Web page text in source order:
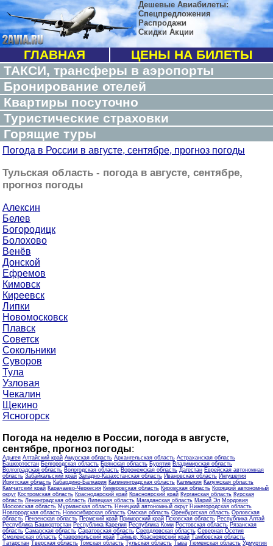
Дешевые Авиабилеты:
Спецпредложения
Распродажи
Скидки Акции
ГЛАВНАЯ
ЦЕНЫ НА БИЛЕТЫ
ТАКСИ, трансферы в аэропорты
Бронирование отелей
Квартиры посуточно
Туристические страховки
Горящие туры
Погода в России в августе, сентябре, прогноз погоды
Тульская область - погода в августе, сентябре,
прогноз погоды
Алексин
Белев
Богородицк
Болохово
Венёв
Донской
Ефремов
Кимовск
Киреевск
Липки
Новомосковск
Плавск
Советск
Сокольники
Суворов
Тула
Узловая
Чекалин
Щекино
Ясногорск
Погода на неделю в России, погода в августе,
сентябре, прогноз погоды:
Адыгея Алтайский край Амурская область Архангельская область Астраханская область
Башкортостан Белгородская область Брянская область Бурятия Владимирская область
Волгоградская область Вологодская область Воронежская область Дагестан Еврейская автономная
область Забайкальский край Западно-Казахстанская область Ивановская область Ингушетия
Иркутская область Кабардино-Балкария Калининградская область Калмыкия Калужская область
Камчатский край Карачаево-Черкесия Кемеровская область Кировская область Коряцкий автономный
округ Костромская область Краснодарский край Красноярский край Курганская область Курская
область Ленинградская область Липецкая область Магаданская область Марий Эл Мордовия
Московская область Мурманская область Ненецкий автономный округ Нижегородская область
Новгородская область Новосибирская область Омская область Оренбургская область Орловская
область Пензенская область Пермский край Приморский край Псковская область Республика Алтай
Республика Башкортостан Республика Карелия Республика Коми Ростовская область Рязанская
область Самарская область Саратовская область Свердловская область Северная Осетия
Смоленская область Ставропольский край Таймыр, Красноярский край Тамбовская область
Татарстан Тверская область Томская область Тульская область Тыва Тюменская область Удмуртия